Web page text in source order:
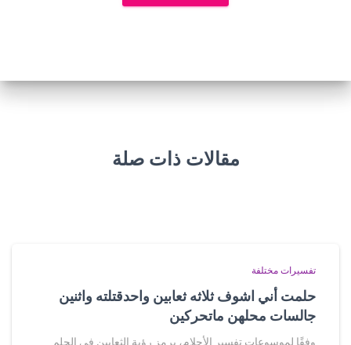
مقالات ذات صلة
تفسيرات مختلفة
حلمت أني اشوف ثلاثه ثعابين واحدقتلته واثنين
جالسات محلهن ماتحركين
وفقًا لموسوعات تفسير الأحلام، يرمز رؤية الثعابين في الحلم